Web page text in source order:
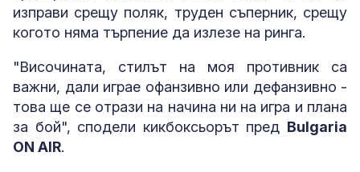
изправи срещу поляк, труден съперник, срещу
когото няма търпение да излезе на ринга.
"Височината, стилът на моя противник са
важни, дали играе офанзивно или дефанзивно -
това ще се отрази на начина ни на игра и плана
за бой", сподели кикбоксьорът пред Bulgaria
ON AIR.